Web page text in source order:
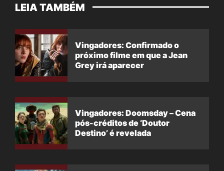
LEIA TAMBÉM
Vingadores: Confirmado o
próximo filme em que a Jean
Grey irá aparecer
Vingadores: Doomsday – Cena
pós-créditos de ‘Doutor
Destino’ é revelada